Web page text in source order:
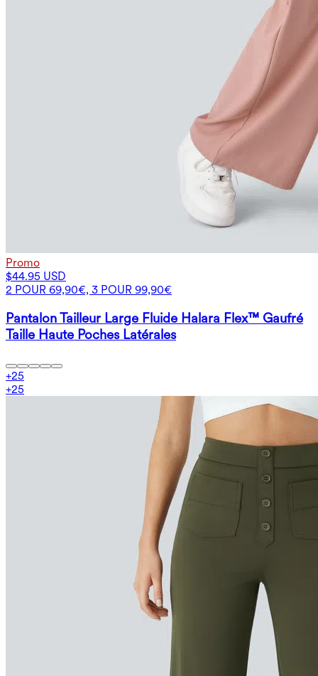
Promo
$44.95 USD
2 POUR 69,90€, 3 POUR 99,90€
Pantalon Tailleur Large Fluide Halara Flex™ Gaufré
Taille Haute Poches Latérales
+25
+25